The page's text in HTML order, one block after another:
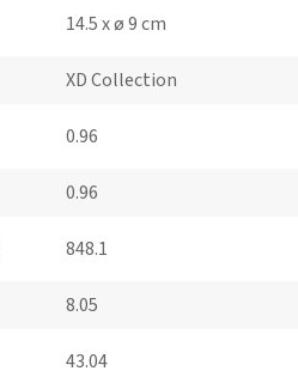
14.5 x ø 9 cm
XD Collection
0.96
0.96
848.1
8.05
43.04